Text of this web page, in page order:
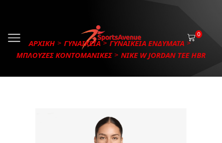
0
ΑΡΧΙΚΗ ΓΥΝΑΙΚΕΙΑ
ΓΥΝΑΙΚΕΙΑ ΕΝΔΥΜΑΤΑ
ΜΠΛΟΥΖΕΣ ΚΟΝΤΟΜΑΝΙΚΕΣ
NIKE W JORDAN TEE HBR